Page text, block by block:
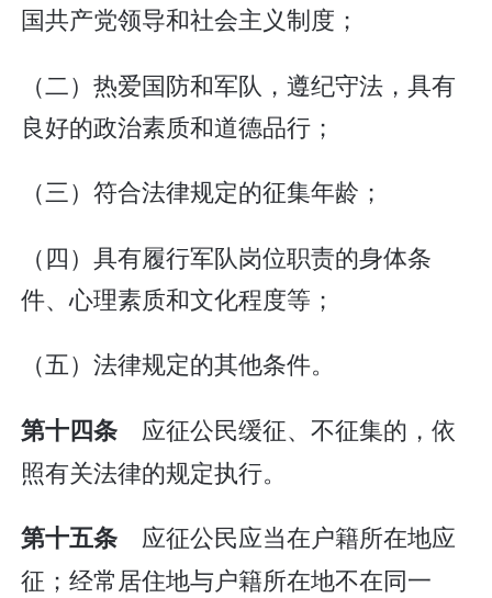
国共产党领导和社会主义制度；
（二）热爱国防和军队，遵纪守法，具有
良好的政治素质和道德品行；
（三）符合法律规定的征集年龄；
（四）具有履行军队岗位职责的身体条
件、心理素质和文化程度等；
（五）法律规定的其他条件。
第十四条 应征公民缓征、不征集的，依
照有关法律的规定执行。
第十五条 应征公民应当在户籍所在地应
征；经常居住地与户籍所在地不在同一